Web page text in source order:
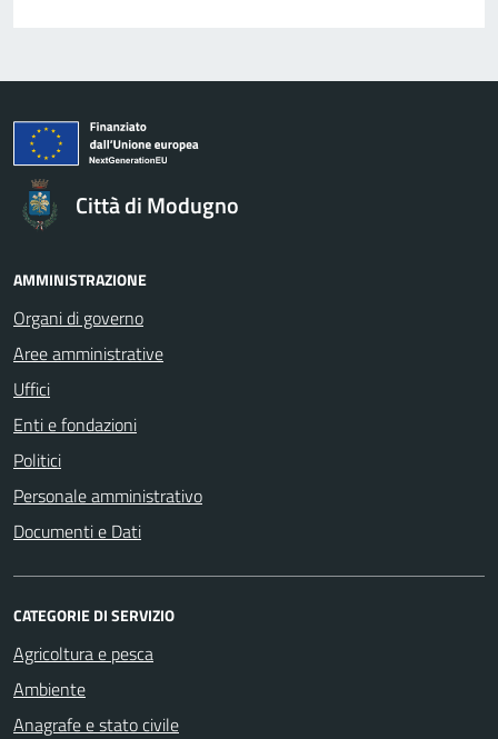
Città di Modugno
AMMINISTRAZIONE
Organi di governo
Aree amministrative
Uffici
Enti e fondazioni
Politici
Personale amministrativo
Documenti e Dati
CATEGORIE DI SERVIZIO
Agricoltura e pesca
Ambiente
Anagrafe e stato civile